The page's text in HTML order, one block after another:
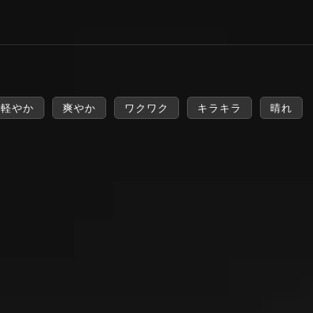
軽やか 爽やか ワクワク キラキラ 晴れ